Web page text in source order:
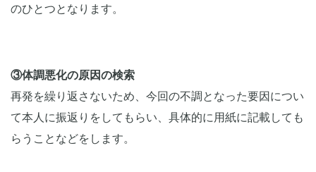
のひとつとなります。
③体調悪化の原因の検索
再発を繰り返さないため、今回の不調となった要因につい
て本人に振返りをしてもらい、具体的に用紙に記載しても
らうことなどをします。